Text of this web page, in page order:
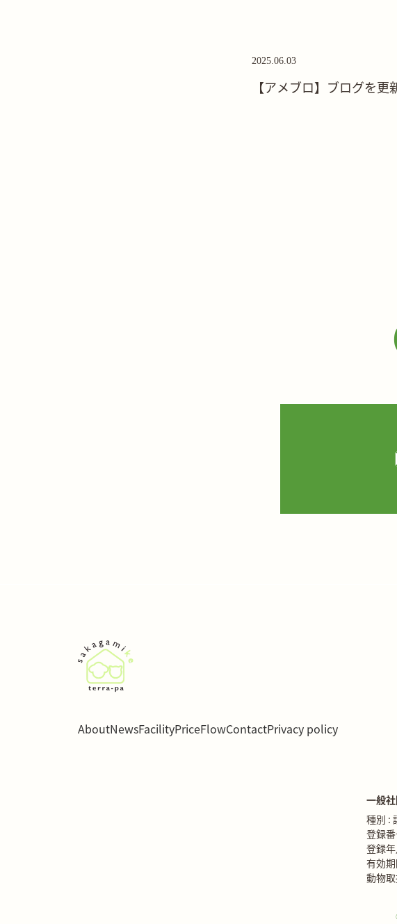
2025.06.03
【アメブロ】ブログを更
AboutNewsFacilityPriceFlowContactPrivacy policy
一般
種別 :
登録
登録
有効
動物